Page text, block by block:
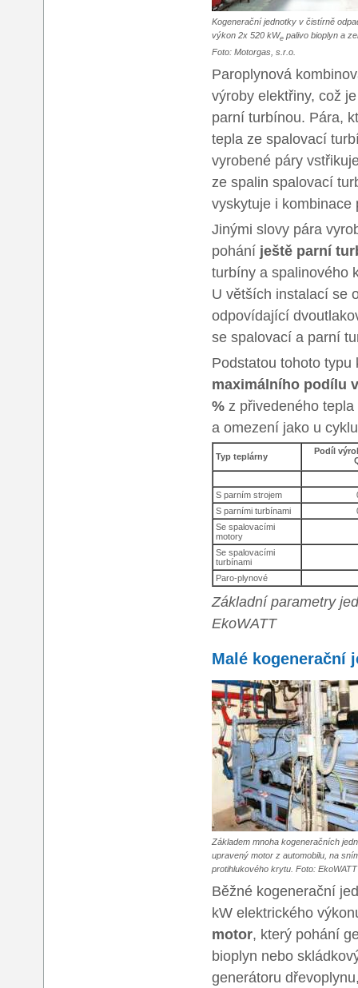
Kogenerační jednotky v čistírně
výkon 2x 520 kWe palivo bioplyn a
Foto: Motorgas, s.r.o.
Paroplynová
výroby elektřiny, což
parní turbínou. Pára,
tepla ze spalovací
vyrobené páry
ze spalin spalovací
vyskytuje i
Jinými slovy pára
pohání ještě parní
turbíny a spalinového
U větších instalací se
odpovídající
se spalovací a parní
Podstatou tohoto
maximálního podílu
% z přivedeného
a omezení jako u
Typ teplárny
Podíl
S parním strojem
S parními turbínami
Se spalovacími
motory
Se spalovacími
turbínami
Paro-plynové
Základní parametry
EkoWATT
Malé kogenerační
Základem mnoha kogeneračních
upravený motor z automobilu, na
protihlukového krytu. Foto: EkoWATT
Běžné kogenerační
kW elektrického
motor, který pohání
bioplyn nebo
generátoru